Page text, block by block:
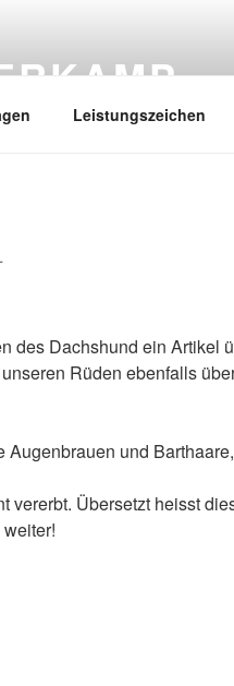
Leistungszeichen
des Dachshund ein Artikel
Rüden ebenfalls
und
vererbt. Übersetzt heisst